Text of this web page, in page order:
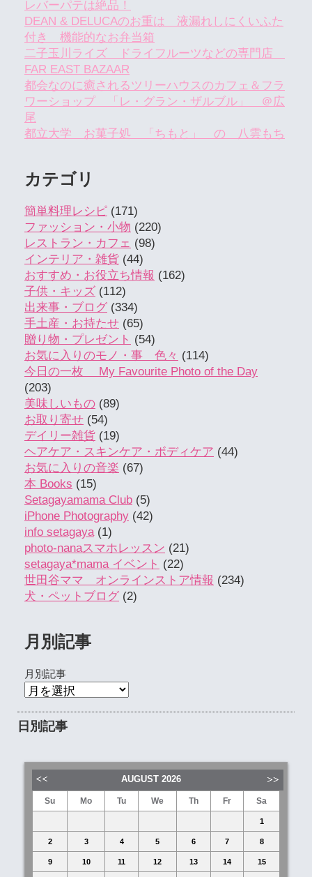
レバーパテは絶品！
DEAN & DELUCAのお重は 液漏れしにくいふた
付き 機能的なお弁当箱
二子玉川ライズ ドライフルーツなどの専門店
FAR EAST BAZAAR
都会なのに癒されるツリーハウスのカフェ＆フラ
ワーショップ 「レ・グラン・ザルブル」 ＠広
尾
都立大学 お菓子処 「ちもと」 の 八雲もち
カテゴリ
簡単料理レシピ (171)
ファッション・小物 (220)
レストラン・カフェ (98)
インテリア・雑貨 (44)
おすすめ・お役立ち情報 (162)
子供・キッズ (112)
出来事・ブログ (334)
手土産・お持たせ (65)
贈り物・プレゼント (54)
お気に入りのモノ・事 色々 (114)
今日の一枚 My Favourite Photo of the Day
(203)
美味しいもの (89)
お取り寄せ (54)
デイリー雑貨 (19)
ヘアケア・スキンケア・ボディケア (44)
お気に入りの音楽 (67)
本 Books (15)
Setagayamama Club (5)
iPhone Photography (42)
info setagaya(1)
photo-nanaスマホレッスン (21)
setagaya*mama イベント (22)
世田谷ママ オンラインストア情報 (234)
犬・ペットブログ (2)
月別記事
月別記事
日別記事
AUGUST 2026
Su Mo Tu We Th Fr Sa
1
2 3 4 5 6 7 8
9 10 11 12 13 14 15